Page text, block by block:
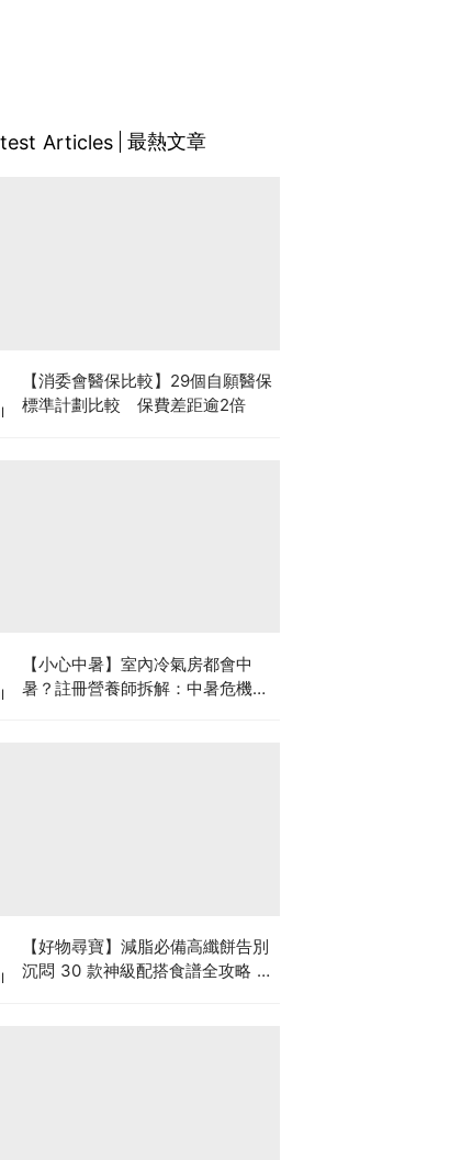
Articles 最熱文章
【消委會醫保比較】29個自願醫保
標準計劃比較 保費差距逾2倍
【小心中暑】室內冷氣房都會中
暑？註冊營養師拆解：中暑危機及
【好物尋寶】減脂必備高纖餅告別
沉悶 30 款神級配搭食譜全攻略 日